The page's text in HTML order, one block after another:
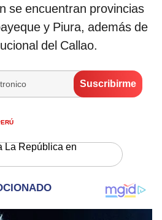
se encuentran provincias
y Piura, además de
del Callao.
La República en